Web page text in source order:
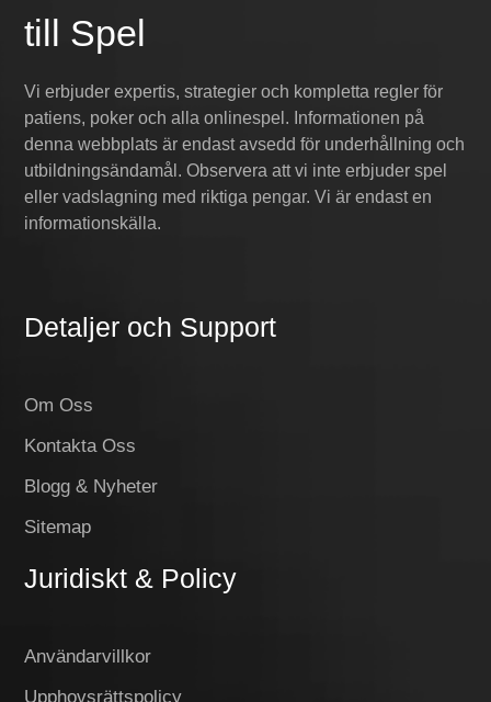
till Spel
Vi erbjuder expertis, strategier och kompletta regler för
patiens, poker och alla onlinespel. Informationen på
denna webbplats är endast avsedd för underhållning och
utbildningsändamål. Observera att vi inte erbjuder spel
eller vadslagning med riktiga pengar. Vi är endast en
informationskälla.
Detaljer och Support
Om Oss
Kontakta Oss
Blogg & Nyheter
Sitemap
Juridiskt & Policy
Användarvillkor
Upphovsrättspolicy